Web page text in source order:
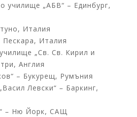
училище „АБВ“ – Единбург,
Италия
Пескара, Италия
„Св. Св. Кирил и
Англия
– Букурещ, Румъния
Левски“ – Баркинг,
– Ню Йорк, САЩ